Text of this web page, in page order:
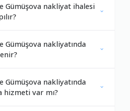
Gümüşova nakliyat ihalesi
Gümüşova nakliyatında
Gümüşova nakliyatında
var mı?